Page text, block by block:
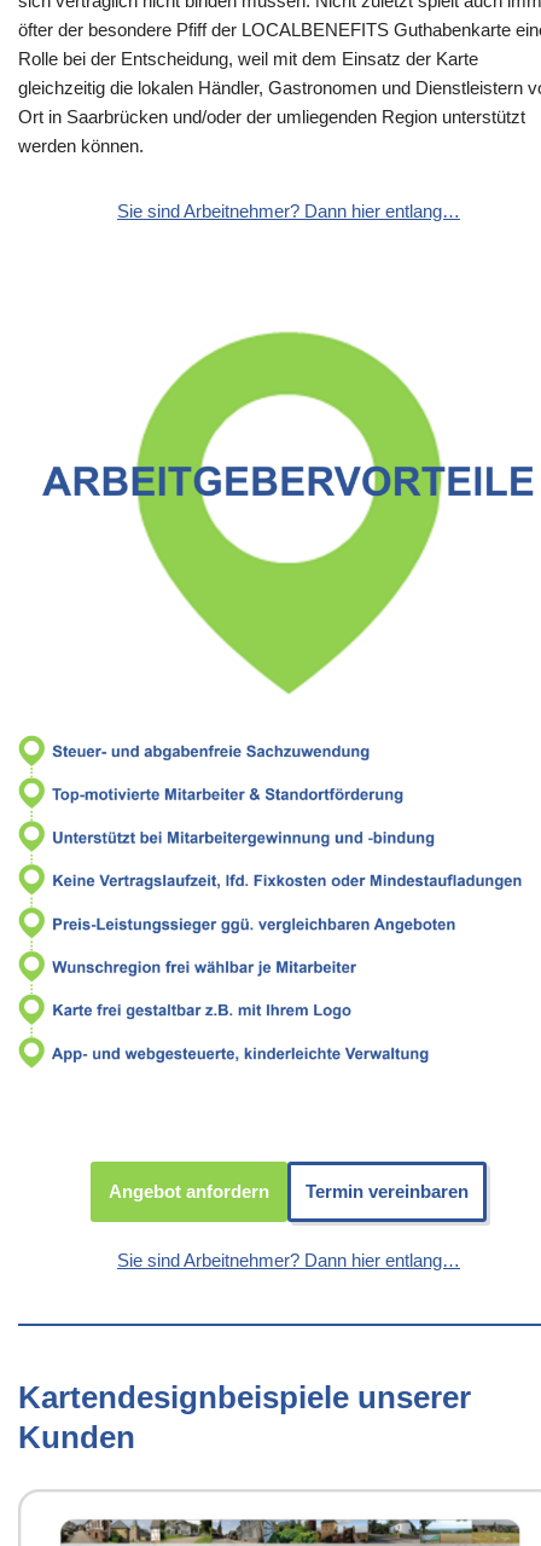
öfter der besondere Pfiff der LOCALBENEFITS Guthabenkarte
Rolle bei der Entscheidung, weil mit dem Einsatz der Karte
gleichzeitig die lokalen Händler, Gastronomen und Dienstleistern
Ort in Saarbrücken und/oder der umliegenden Region unterstützt
werden können.
Sie sind Arbeitnehmer? Dann hier entlang…
Angebot anfordern Termin vereinbaren
Sie sind Arbeitnehmer? Dann hier entlang…
Kartendesignbeispiele unserer
Kunden